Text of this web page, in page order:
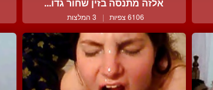
אלזה מתנסה בזין שחור גדו...
6106 צפיות | 3 המלצות